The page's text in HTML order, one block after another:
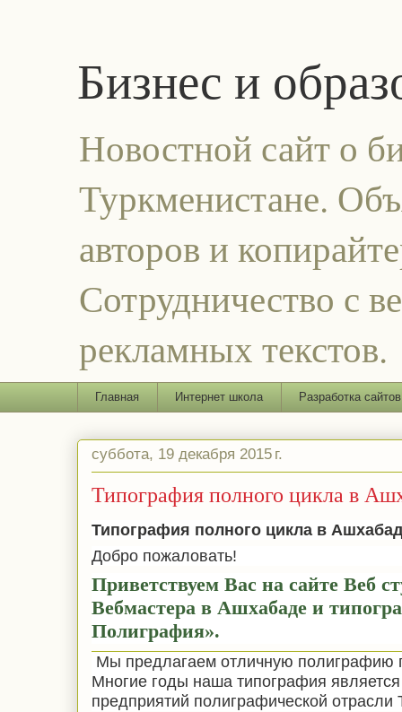
Бизнес и
Новостной сайт о
Туркменистане.
авторов и
Сотрудничество с
рекламных текстов.
Главная Интернет школа Разработка сайтов
суббота, 19 декабря 2015 г.
Типография полного цикла в
Типография полного цикла в
Добро пожаловать!
Приветствуем Вас на сайте Веб
Вебмастера в Ашхабаде и
Полиграфия».
Мы предлагаем отличную полиграфию
Многие годы наша типография
предприятий полиграфической отрасли